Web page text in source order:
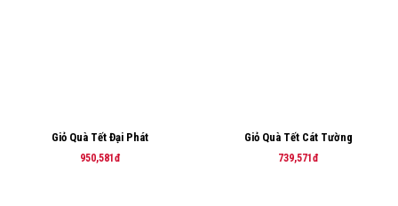
Giỏ Quà Tết Đại Phát
950,581đ
Giỏ Quà Tết Cát Tường
739,571đ